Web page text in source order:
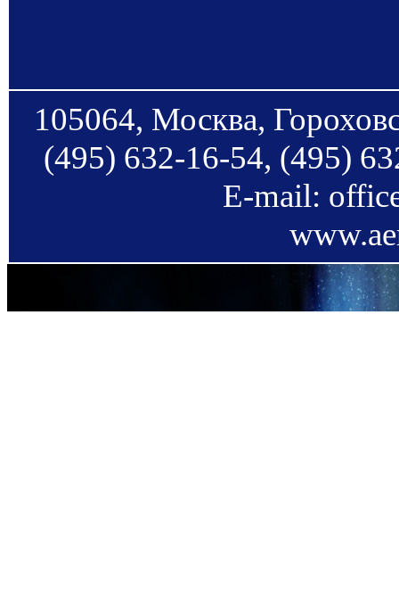
105064, Москва,
(495) 632-16-54, (495)
E-mail: